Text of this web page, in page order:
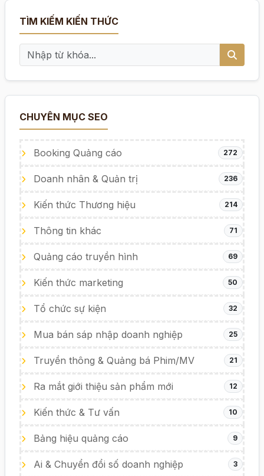
TÌM KIẾM KIẾN THỨC
CHUYÊN MỤC SEO
Booking Quảng cáo 272
Doanh nhân & Quản trị 236
Kiến thức Thương hiệu 214
Thông tin khác 71
Quảng cáo truyền hình 69
Kiến thức marketing 50
Tổ chức sự kiện 32
Mua bán sáp nhập doanh nghiệp 25
Truyền thông & Quảng bá Phim/MV 21
Ra mắt giới thiệu sản phẩm mới 12
Kiến thức & Tư vấn 10
Bảng hiệu quảng cáo 9
Ai & Chuyển đổi số doanh nghiệp 3